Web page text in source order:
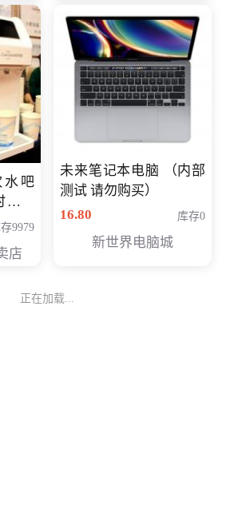
水吧
要
9979
店
未来笔记本电脑 （内部
测试 请勿购买）
16.80
库存0
新世界电脑城
正在加载...